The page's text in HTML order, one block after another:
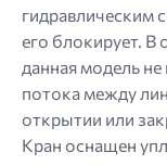
гидравлическим
его блокирует. В
данная модель
потока между
открытии или
Кран оснащен